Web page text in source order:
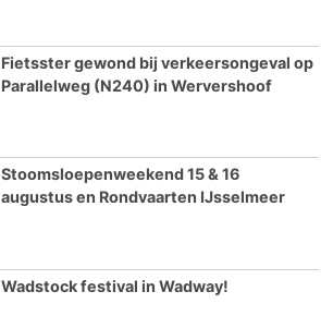
Fietsster gewond bij verkeersongeval op
Parallelweg (N240) in Wervershoof
Stoomsloepenweekend 15 & 16
augustus en Rondvaarten IJsselmeer
Wadstock festival in Wadway!